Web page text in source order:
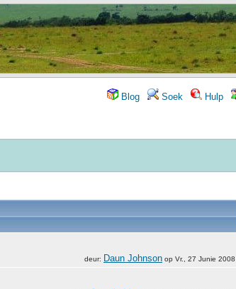
Blog Soek Hulp
deur: Daun Johnson op Vr., 27 Junie 2008